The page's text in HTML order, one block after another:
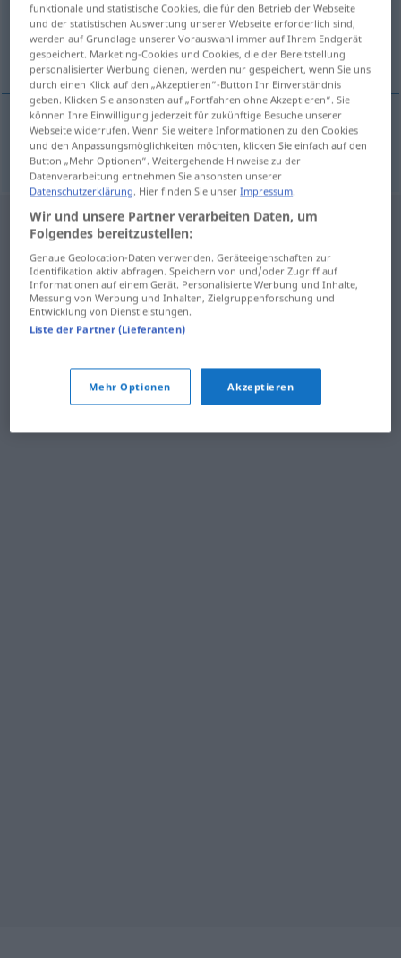
Übersicht aller Übersetzungen
(Für mehr Details die Übersetzung anklicken/antippen)
chlem(s)tat → siehe „chlamstat“
funktionale und statistische Cookies, die für den Betrieb der Webseite
und der statistischen Auswertung unserer Webseite erforderlich sind,
werden auf Grundlage unserer Vorauswahl immer auf Ihrem Endgerät
gespeichert. Marketing-Cookies und Cookies, die der Bereitstellung
personalisierter Werbung dienen, werden nur gespeichert, wenn Sie uns
durch einen Klick auf den „Akzeptieren“-Button Ihr Einverständnis
geben. Klicken Sie ansonsten auf „Fortfahren ohne Akzeptieren“. Sie
können Ihre Einwilligung jederzeit für zukünftige Besuche unserer
Webseite widerrufen. Wenn Sie weitere Informationen zu den Cookies
und den Anpassungsmöglichkeiten möchten, klicken Sie einfach auf den
Button „Mehr Optionen“. Weitergehende Hinweise zu der
Datenverarbeitung entnehmen Sie ansonsten unserer
Datenschutzerklärung. Hier finden Sie unserImpressum.
Wir und unsere Partner verarbeiten Daten, um
Folgendes bereitzustellen:
Genaue Geolocation-Daten verwenden. Geräteeigenschaften zur
Identifikation aktiv abfragen. Speichern von und/oder Zugriff auf
Informationen auf einem Gerät. Personalisierte Werbung und Inhalte,
Messung von Werbung und Inhalten, Zielgruppenforschung und
Entwicklung von Dienstleistungen.
Liste der Partner (Lieferanten)
Mehr Optionen Akzeptieren